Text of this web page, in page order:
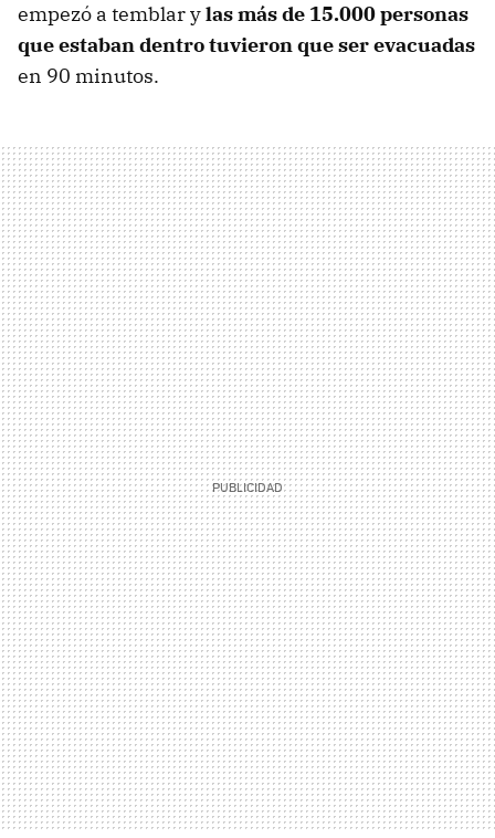
empezó a temblar ylas más de 15.000 personas
que estaban dentro tuvieron que ser evacuadas
en 90 minutos.